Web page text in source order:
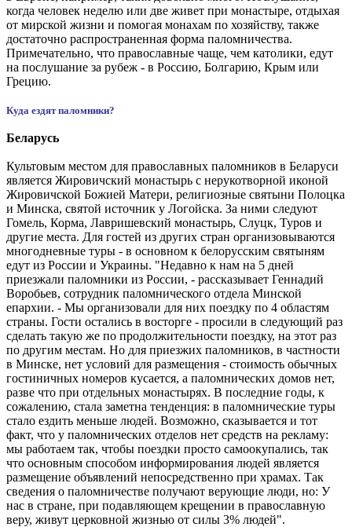
когда человек неделю или две живет при монастыре, отдыхая
от мирской жизни и помогая монахам по хозяйству, также
достаточно распространенная форма паломничества.
Примечательно, что православные чаще, чем католики, едут
на послушание за рубеж - в Россию, Болгарию, Крым или
Грецию.
Куда ездят паломники?
Беларусь
Культовым местом для православных паломников в Беларуси
является Жировичский монастырь с нерукотворной иконой
Жировичской Божией Матери, религиозные святыни Полоцка
и Минска, святой источник у Логойска. За ними следуют
Гомель, Корма, Лавришевский монастырь, Слуцк, Туров и
другие места. Для гостей из других стран организовываются
многодневные туры - в основном к белорусским святыням
едут из России и Украины. "Недавно к нам на 5 дней
приезжали паломники из России, - рассказывает Геннадий
Воробьев, сотрудник паломнического отдела Минской
епархии. - Мы организовали для них поездку по 4 областям
страны. Гости остались в восторге - просили в следующий раз
сделать такую же по продолжительности поездку, на этот раз
по другим местам. Но для приезжих паломников, в частности
в Минске, нет условий для размещения - стоимость обычных
гостиничных номеров кусается, а паломнических домов нет,
разве что при отдельных монастырях. В последние годы, к
сожалению, стала заметна тенденция: в паломнические туры
стало ездить меньше людей. Возможно, сказывается и тот
факт, что у паломнических отделов нет средств на рекламу:
мы работаем так, чтобы поездки просто самоокупались, так
что основным способом информирования людей является
размещение объявлений непосредственно при храмах. Так
сведения о паломничестве получают верующие люди, но: У
нас в стране, при подавляющем крещении в православную
веру, живут церковной жизнью от силы 3% людей".